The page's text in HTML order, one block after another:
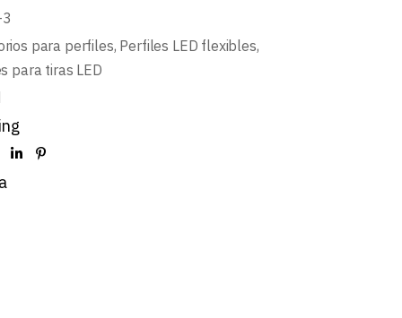
para perfiles, Perfiles LED flexibles,
para tiras LED